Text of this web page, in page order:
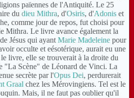
païennes de l'Antiquité. Le 25
du dieu Mithra, d'Osiris, d'Adonis et
comme jour de repos, fut choisi pour
Mithra. Le livre avance également la
Jésus qui ayant Marie Madeleine pour
occulte et eésotérique, aurait eu une
livre, elle se trouverait à la droite du
"La Scène" de Léonard de Vinci. La
secrète par l'Opus Dei, perdurerait
Graal chez les Mérovingiens. Tel est le
Mais, il ne faut pas oublier qu'il